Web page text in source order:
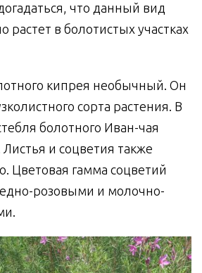
что данный вид
растет в болотистых участках
кипрея необычный. Он
сорта растения. В
болотного Иван-чая
Листья и соцветия также
Цветовая гамма соцветий
розовыми и молочно-